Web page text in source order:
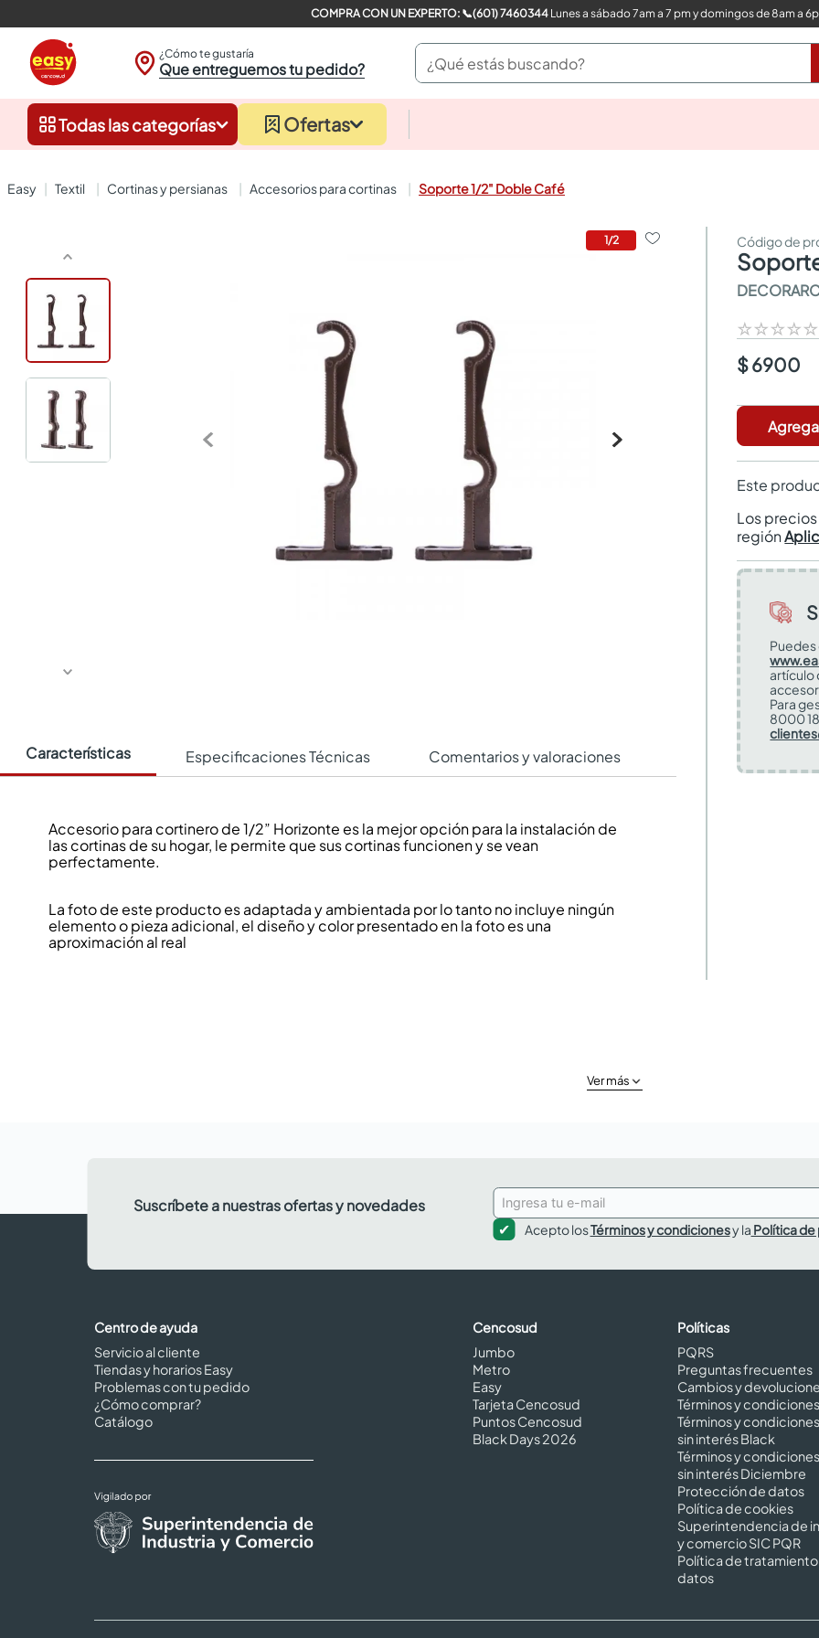
COMPRA CON UN EXPERTO: 📞(601) 7460344Lunes a sábado 7am a 7 pm y domingos de 8am a
¿Cómo te gustaría
Que entreguemos tu pedido?
¿Qué estás buscando?
Todas las categorías Ofertas
textil cortinas y persianas accesorios para cortinas Soporte 1/2" Doble Café
1/2
Características Especificaciones Técnicas Comentarios y valoraciones
Accesorio para cortinero de 1/2” Horizonte es la mejor opción para la instalación de
las cortinas de su hogar, le permite que sus cortinas funcionen y se vean
perfectamente.
La foto de este producto es adaptada y ambientada por lo tanto no incluye ningún
elemento o pieza adicional, el diseño y color presentado en la foto es una
aproximación al real
☆☆☆☆☆
$ 6900
Este
Los
región
artículo
Para
8000
Ver más
Suscríbete a nuestras ofertas y novedades
Acepto losTérminos y condicionesy la Política
Centro de ayuda
Servicio al cliente
Tiendas y horarios Easy
Problemas con tu pedido
¿Cómo comprar?
Catálogo
Cencosud
Jumbo
Metro
Easy
Tarjeta Cencosud
Puntos Cencosud
Black Days 2026
Políticas
PQRS
Preguntas frecuentes
Cambios y
Términos y condiciones
Términos y
sin interés Black
Términos y
sin interés Diciembre
Protección de datos
Política de cookies
Superintendencia de
y comercio SIC PQR
Política de
datos
closet
sanitarios
neveras